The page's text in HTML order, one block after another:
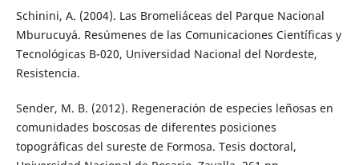
Schinini, A. (2004). Las Bromeliáceas del Parque Nacional
Mburucuyá. Resúmenes de las Comunicaciones Científicas y
Tecnológicas B-020, Universidad Nacional del Nordeste,
Resistencia.
Sender, M. B. (2012). Regeneración de especies leñosas en
comunidades boscosas de diferentes posiciones
topográficas del sureste de Formosa. Tesis doctoral,